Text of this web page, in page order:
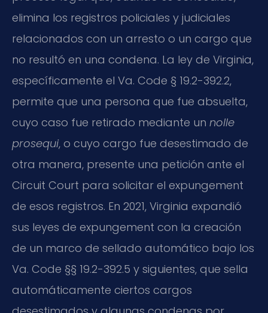
elimina los registros policiales y judiciales
relacionados con un arresto o un cargo que
no resultó en una condena. La ley de Virginia,
específicamente el Va. Code § 19.2-392.2,
permite que una persona que fue absuelta,
cuyo caso fue retirado mediante un nolle
prosequi, o cuyo cargo fue desestimado de
otra manera, presente una petición ante el
Circuit Court para solicitar el expungement
de esos registros. En 2021, Virginia expandió
sus leyes de expungement con la creación
de un marco de sellado automático bajo los
Va. Code §§ 19.2-392.5 y siguientes, que sella
automáticamente ciertos cargos